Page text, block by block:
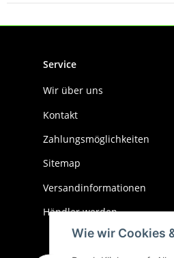
Wie wir Cookies
Service
Wir über uns
Kontakt
Zahlungsmöglichkeiten
Sitemap
Versandinformationen
Händler werden